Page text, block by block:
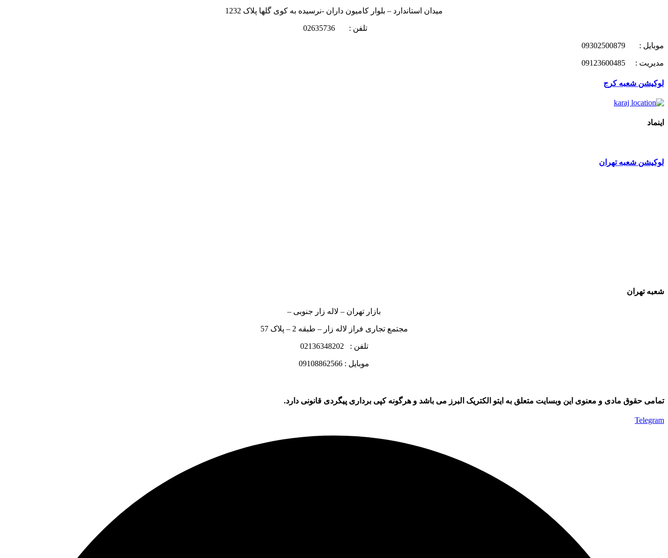
میدان استاندارد – بلوار کامیون داران -نرسیده به کوی گلها پلاک 1232
تلفن : 02635736
موبایل : 09302500879
مدیریت : 09123600485
لوکیشن شعبه کرج
اینماد
لوکیشن شعبه تهران
شعبه تهران
بازار تهران – لاله زار جنوبی –
مجتمع تجاری فراز لاله زار – طبقه 2 – پلاک 57
تلفن : 02136348202
موبایل : 09108862566
تمامی حقوق مادی و معنوی این وبسایت متعلق به ایتو الکتریک البرز می باشد و هرگونه کپی برداری پیگردی قانونی دارد.
Telegram